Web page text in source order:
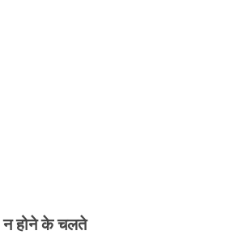
न होने के चलते